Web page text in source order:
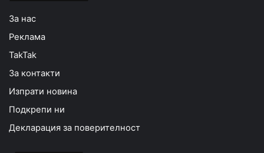
За нас
Реклама
TakTak
За контакти
Изпрати новина
Подкрепи ни
Декларация за поверителност